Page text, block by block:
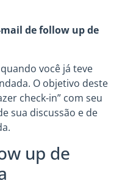
de follow up de
você já teve
O objetivo deste
check-in” com seu
sua discussão e de
up de